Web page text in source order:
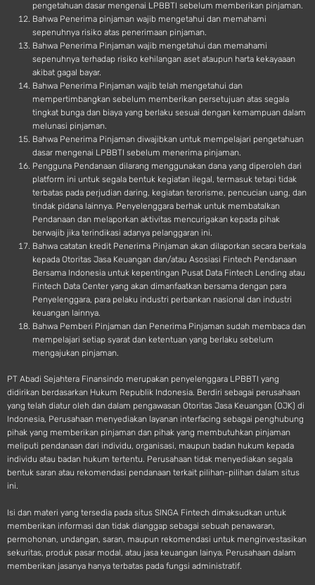
pengetahuan dasar mengenai LPBBTI sebelum memberikan pinjaman.
Bahwa Penerima pinjaman wajib mengetahui dan memahami
sepenuhnya risiko atas penerimaan pinjaman.
Bahwa Penerima Pinjaman wajib mengetahui dan memahami
sepenuhnya terhadap risiko kehilangan aset ataupun harta kekayaaan
akibat gagal bayar.
Bahwa Penerima Pinjaman wajib telah mengetahui dan
mempertimbangkan sebelum memberikan persetujuan atas segala
tingkat bunga dan biaya yang berlaku sesuai dengan kemampuan dalam
melunasi pinjaman.
Bahwa Penerima Pinjaman diwajibkan untuk mempelajari pengetahuan
dasar mengenai LPBBTI sebelum menerima pinjaman.
Pengguna Pendanaan dilarang menggunakan dana yang diperoleh dari
platform ini untuk segala bentuk kegiatan ilegal, termasuk tetapi tidak
terbatas pada perjudian daring, kegiatan terorisme, pencucian uang, dan
tindak pidana lainnya. Penyelenggara berhak untuk membatalkan
Pendanaan dan melaporkan aktivitas mencurigakan kepada pihak
berwajib jika terindikasi adanya pelanggaran ini.
Bahwa catatan kredit Penerima Pinjaman akan dilaporkan secara berkala
kepada Otoritas Jasa Keuangan dan/atau Asosiasi Fintech Pendanaan
Bersama Indonesia untuk kepentingan Pusat Data Fintech Lending atau
Fintech Data Center yang akan dimanfaatkan bersama dengan para
Penyelenggara, para pelaku industri perbankan nasional dan industri
keuangan lainnya.
Bahwa Pemberi Pinjaman dan Penerima Pinjaman sudah membaca dan
mempelajari setiap syarat dan ketentuan yang berlaku sebelum
mengajukan pinjaman.
PT Abadi Sejahtera Finansindo merupakan penyelenggara LPBBTI yang
didirikan berdasarkan Hukum Republik Indonesia. Berdiri sebagai perusahaan
yang telah diatur oleh dan dalam pengawasan Otoritas Jasa Keuangan (OJK) di
Indonesia, Perusahaan menyediakan layanan interfacing sebagai penghubung
pihak yang memberikan pinjaman dan pihak yang membutuhkan pinjaman
meliputi pendanaan dari individu, organisasi, maupun badan hukum kepada
individu atau badan hukum tertentu. Perusahaan tidak menyediakan segala
bentuk saran atau rekomendasi pendanaan terkait pilihan-pilihan dalam situs
ini.
Isi dan materi yang tersedia pada situs SINGA Fintech dimaksudkan untuk
memberikan informasi dan tidak dianggap sebagai sebuah penawaran,
permohonan, undangan, saran, maupun rekomendasi untuk menginvestasikan
sekuritas, produk pasar modal, atau jasa keuangan lainya. Perusahaan dalam
memberikan jasanya hanya terbatas pada fungsi administratif.